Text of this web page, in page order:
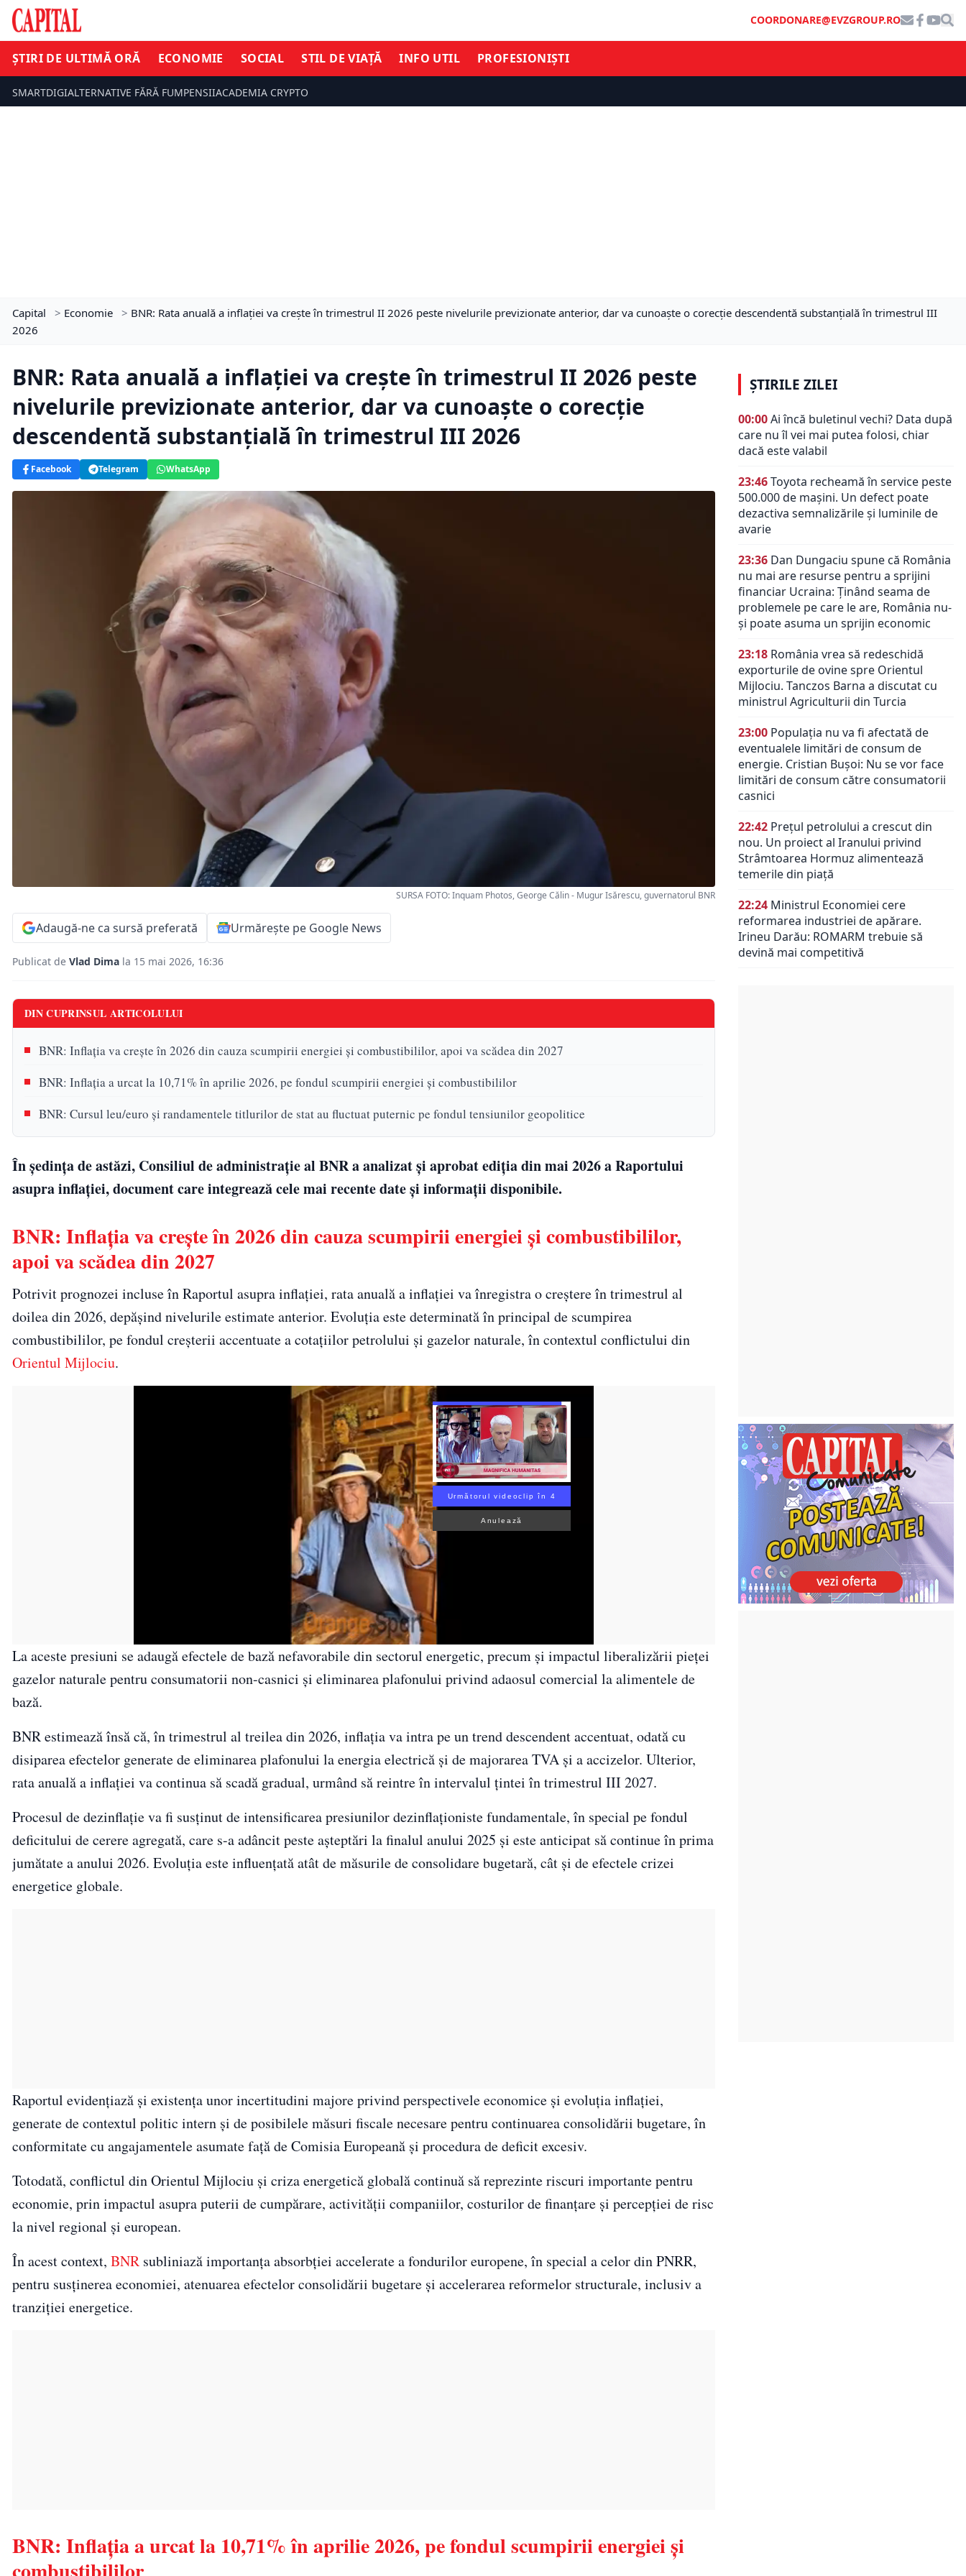
COORDONARE@EVZGROUP.RO
ȘTIRI DE ULTIMĂ ORĂ ECONOMIE SOCIAL STIL DE VIAȚĂ INFO UTIL PROFESIONIȘTI
SMARTDIGIALTERNATIVE FĂRĂ FUMPENSIIACADEMIA CRYPTO
Capital > Economie > BNR: Rata anuală a inflației va crește în trimestrul II 2026 peste nivelurile previzionate anterior, dar va cunoaște o corecție descendentă substanțială în trimestrul III
2026
BNR: Rata anuală a inflației va crește în trimestrul II 2026 peste
nivelurile previzionate anterior, dar va cunoaște o corecție
descendentă substanțială în trimestrul III 2026
Facebook Telegram WhatsApp
SURSA FOTO: Inquam Photos, George Călin - Mugur Isărescu, guvernatorul BNR
Adaugă-ne ca sursă preferată Urmărește pe Google News
Publicat de Vlad Dima la 15 mai 2026, 16:36
DIN CUPRINSUL ARTICOLULUI
BNR: Inflația va crește în 2026 din cauza scumpirii energiei și combustibililor, apoi va scădea din 2027
BNR: Inflația a urcat la 10,71% în aprilie 2026, pe fondul scumpirii energiei și combustibililor
BNR: Cursul leu/euro și randamentele titlurilor de stat au fluctuat puternic pe fondul tensiunilor geopolitice
În ședința de astăzi, Consiliul de administrație al BNR a analizat și aprobat ediția din mai 2026 a Raportului
asupra inflației, document care integrează cele mai recente date și informații disponibile.
BNR: Inflația va crește în 2026 din cauza scumpirii energiei și combustibililor,
apoi va scădea din 2027
Potrivit prognozei incluse în Raportul asupra inflației, rata anuală a inflației va înregistra o creștere în trimestrul al
doilea din 2026, depășind nivelurile estimate anterior. Evoluția este determinată în principal de scumpirea
combustibililor, pe fondul creșterii accentuate a cotațiilor petrolului și gazelor naturale, în contextul conflictului din
Orientul Mijlociu.
Următorul videoclip în 3
Anulează
La aceste presiuni se adaugă efectele de bază nefavorabile din sectorul energetic, precum și impactul liberalizării pieței
gazelor naturale pentru consumatorii non-casnici și eliminarea plafonului privind adaosul comercial la alimentele de
bază.
BNR estimează însă că, în trimestrul al treilea din 2026, inflația va intra pe un trend descendent accentuat, odată cu
disiparea efectelor generate de eliminarea plafonului la energia electrică și de majorarea TVA și a accizelor. Ulterior,
rata anuală a inflației va continua să scadă gradual, urmând să reintre în intervalul țintei în trimestrul III 2027.
Procesul de dezinflație va fi susținut de intensificarea presiunilor dezinflaționiste fundamentale, în special pe fondul
deficitului de cerere agregată, care s-a adâncit peste așteptări la finalul anului 2025 și este anticipat să continue în prima
jumătate a anului 2026. Evoluția este influențată atât de măsurile de consolidare bugetară, cât și de efectele crizei
energetice globale.
Raportul evidențiază și existența unor incertitudini majore privind perspectivele economice și evoluția inflației,
generate de contextul politic intern și de posibilele măsuri fiscale necesare pentru continuarea consolidării bugetare, în
conformitate cu angajamentele asumate față de Comisia Europeană și procedura de deficit excesiv.
Totodată, conflictul din Orientul Mijlociu și criza energetică globală continuă să reprezinte riscuri importante pentru
economie, prin impactul asupra puterii de cumpărare, activității companiilor, costurilor de finanțare și percepției de risc
la nivel regional și european.
În acest context, BNR subliniază importanța absorbției accelerate a fondurilor europene, în special a celor din PNRR,
pentru susținerea economiei, atenuarea efectelor consolidării bugetare și accelerarea reformelor structurale, inclusiv a
tranziției energetice.
BNR: Inflația a urcat la 10,71% în aprilie 2026, pe fondul scumpirii energiei și
ȘTIRILE ZILEI
00:00Ai încă buletinul vechi? Data după
care nu îl vei mai putea folosi, chiar
dacă este valabil
23:46Toyota recheamă în service peste
500.000 de mașini. Un defect poate
dezactiva semnalizările și luminile de
avarie
23:36 Dan Dungaciu spune că România
nu mai are resurse pentru a sprijini
financiar Ucraina: Ținând seama de
problemele pe care le are, România nu-
și poate asuma un sprijin economic
23:18 România vrea să redeschidă
exporturile de ovine spre Orientul
Mijlociu. Tanczos Barna a discutat cu
ministrul Agriculturii din Turcia
23:00 Populația nu va fi afectată de
eventualele limitări de consum de
energie. Cristian Bușoi: Nu se vor face
limitări de consum către consumatorii
casnici
22:42 Prețul petrolului a crescut din
nou. Un proiect al Iranului privind
Strâmtoarea Hormuz alimentează
temerile din piață
22:24 Ministrul Economiei cere
reformarea industriei de apărare.
Irineu Darău: ROMARM trebuie să
devină mai competitivă